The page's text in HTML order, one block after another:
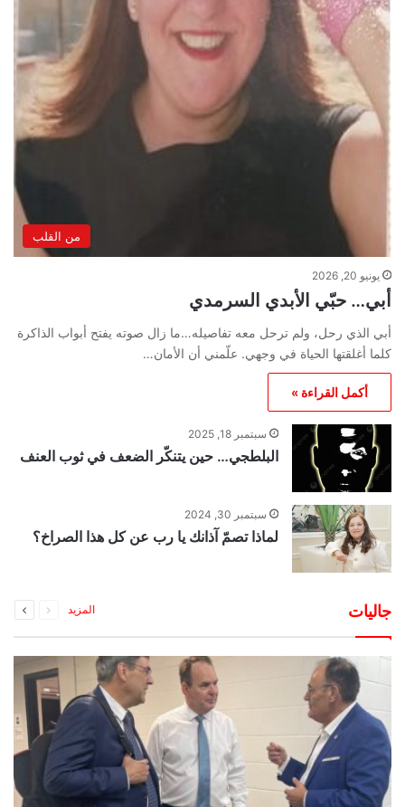
من القلب
يونيو 20, 2026
أبي… حبّي الأبدي السرمدي
أبي الذي رحل، ولم ترحل معه تفاصيله…ما زال صوته يفتح أبواب الذاكرة
كلما أغلقتها الحياة في وجهي. علّمني أن الأمان…
أكمل القراءة »
سبتمبر 18, 2025
البلطجي… حين يتنكّر الضعف في ثوب العنف
سبتمبر 30, 2024
لماذا تصمّ آذانك يا رب عن كل هذا الصراخ؟
جاليات المزيد
الصفحة الصفحة